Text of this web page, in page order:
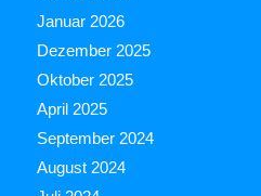
Januar 2026
Dezember 2025
Oktober 2025
April 2025
September 2024
August 2024